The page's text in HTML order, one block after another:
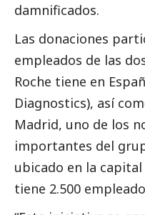
damnificados.
Las donaciones
empleados de las
Roche tiene en
Diagnostics), así
Madrid, uno de los
importantes del
ubicado en la capital
tiene 2.500